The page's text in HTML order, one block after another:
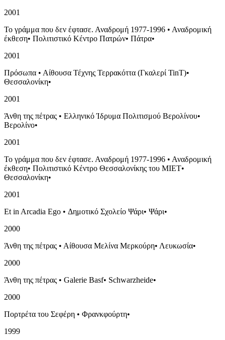
2001
Το γράμμα που δεν έφτασε. Αναδρομή 1977-1996 • Αναδρομική
έκθεση• Πολιτιστικό Κέντρο Πατρών• Πάτρα•
2001
Πρόσωπα • Αίθουσα Τέχνης Τερρακόττα (Γκαλερί TinT)•
Θεσσαλονίκη•
2001
Άνθη της πέτρας • Ελληνικό Ίδρυμα Πολιτισμού Βερολίνου•
Βερολίνο•
2001
Το γράμμα που δεν έφτασε. Αναδρομή 1977-1996 • Αναδρομική
έκθεση• Πολιτιστικό Κέντρο Θεσσαλονίκης του ΜΙΕΤ•
Θεσσαλονίκη•
2001
Et in Arcadia Ego • Δημοτικό Σχολείο Ψάρι• Ψάρι•
2000
Άνθη της πέτρας • Αίθουσα Μελίνα Μερκούρη• Λευκωσία•
2000
Άνθη της πέτρας • Galerie Basf• Schwarzheide•
2000
Πορτρέτα του Σεφέρη • Φρανκφούρτη•
1999